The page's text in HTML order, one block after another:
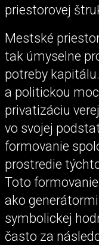
priestorovej
Mestské
tak úmyselne
potreby
a politickou
privatizáciu
vo svojej
formovanie
prostredie
Toto
ako
symbolickej
často za